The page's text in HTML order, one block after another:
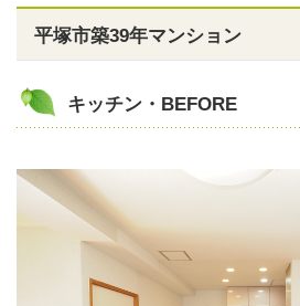
平塚市築39年マンション
キッチン・BEFORE